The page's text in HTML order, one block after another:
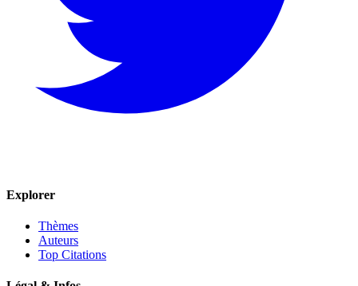
Explorer
Thèmes
Auteurs
Top Citations